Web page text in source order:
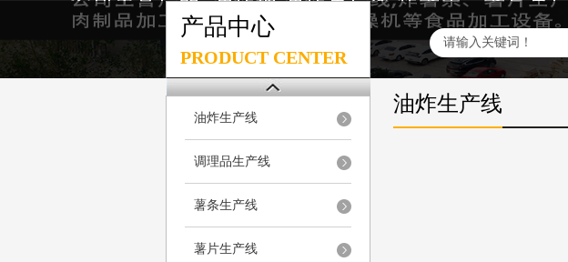
产品中心
PRODUCT CENTER
油炸生产线
调理品生产线
薯条生产线
薯片生产线
油炸生产线